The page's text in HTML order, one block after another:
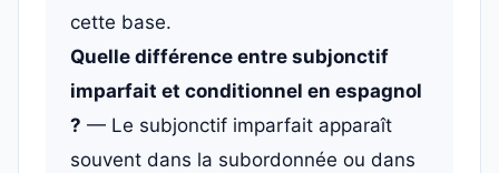
cette base.
Quelle différence entre subjonctif
imparfait et conditionnel en espagnol
? — Le subjonctif imparfait apparaît
souvent dans la subordonnée ou dans